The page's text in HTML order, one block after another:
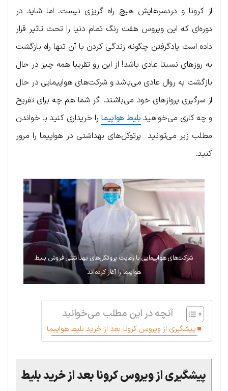
از کرونا و دردسرهایش هیچ راه گریزی نیست. اما شاید در
دوره‌ای که این ویروس هفت رنگ تمام دنیا را تحت تاثیر قرار
داده است یادگرفتن چگونه زندگی کردن با آن تنها راه بازگشت
به روزهای نسبتا عادی باشد! از این رو تقریبا همه چیز در حال
بازگشت به روال عادی می‌باشد و شرکت‌های هواپیمایی در حال
از سرگیری پروازهای خود می‌باشند. اگر شما هم چه برای تفریح
و چه کاری می‌خواهید بلیط هواپیما را خریداری کنید با خواندن
مطلب زیر می‌توانید پرتوکل‌های بهداشتی در هواپیما را مرور
کنید.
شرکت‌های هواپیمایی با رعایت پروتکل‌های بهداشتی فروش بلیط
هواپیما را آغاز کرده‌اند
آنچه در این مطلب می‌خوانید
پیشگیری از ویروس کرونا بعد از خرید بلیط هواپیما
پیشگیری از ویروس کرونا بعد از خرید بلیط